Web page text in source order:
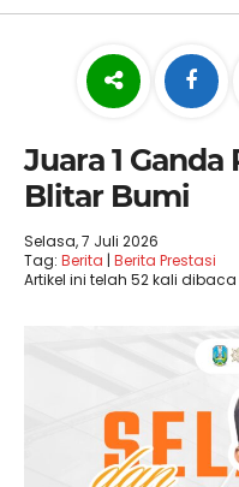
Juara 1
Blitar Bumi
Selasa, 7 Juli 2026
Tag: Berita | Berita Prestasi
Artikel ini telah 52 kali dibaca